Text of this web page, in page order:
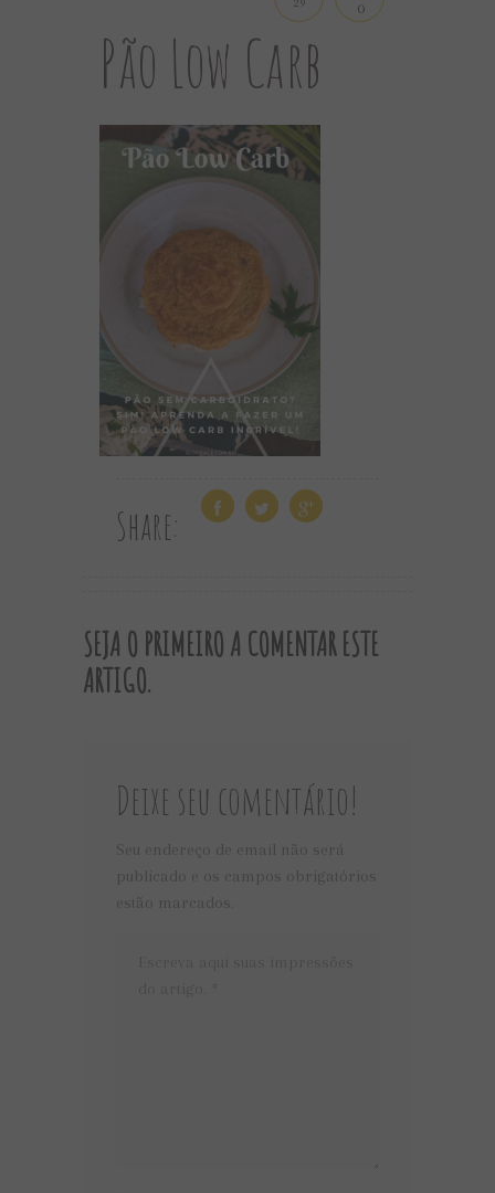
0
Pão Low Carb
Share:
SEJA O PRIMEIRO A COMENTAR ESTE
ARTIGO.
Deixe seu comentário!
Seu endereço de email não será
publicado e os campos obrigatórios
estão marcados.